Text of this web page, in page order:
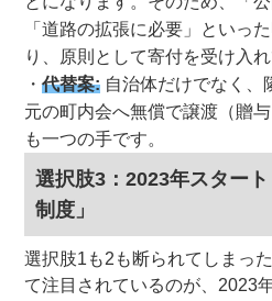
「道路の拡張に必要」といっ
り、原則として寄付を受け入れ
代替案: 自治体だけでなく、
元の町内会へ無償で譲渡（贈
も一つの手です。
選択肢3：2023年スター
制度」
選択肢1も2も断られてしまっ
て注目されているのが、2023